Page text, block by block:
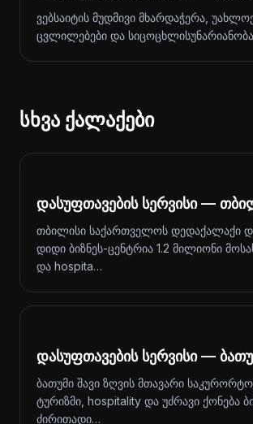
ვებსაიტის მუდმივი მხარდაჭერა,
ცვლილებები და
სხვა ქალაქები
დასუფთავების სერვისი —
თბილისი საქართველოს დედაქალაქი
დიდი ბიზნეს-ცენტრია 1.2 მილიონი
და hospita…
დასუფთავების სერვისი —
ბათუმი შავი ზღვის მთავარი
ტურიზმი, hospitality და უძრავი ქონება
ძირითადი…